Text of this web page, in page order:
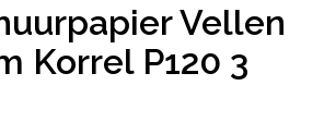
Vellen
Korrel P120 3